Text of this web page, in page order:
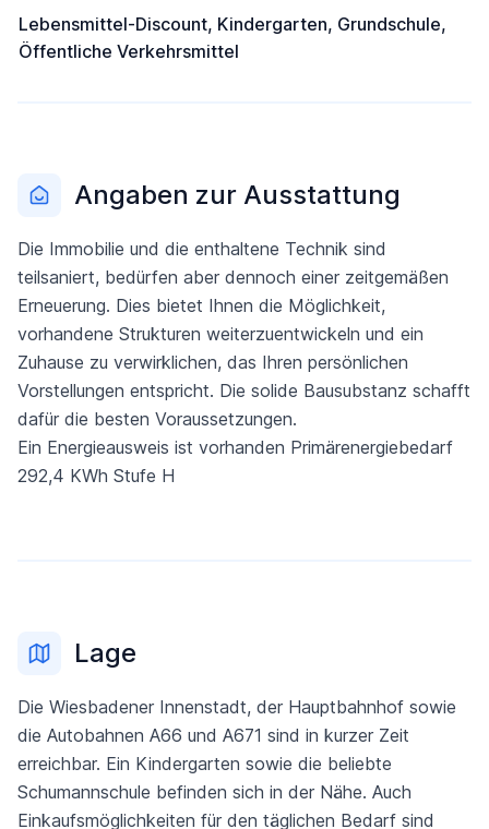
Lebensmittel-Discount, Kindergarten, Grundschule,
Öffentliche Verkehrsmittel
Angaben zur Ausstattung
Die Immobilie und die enthaltene Technik sind
teilsaniert, bedürfen aber dennoch einer zeitgemäßen
Erneuerung. Dies bietet Ihnen die Möglichkeit,
vorhandene Strukturen weiterzuentwickeln und ein
Zuhause zu verwirklichen, das Ihren persönlichen
Vorstellungen entspricht. Die solide Bausubstanz schafft
dafür die besten Voraussetzungen.
Ein Energieausweis ist vorhanden Primärenergiebedarf
292,4 KWh Stufe H
Lage
Die Wiesbadener Innenstadt, der Hauptbahnhof sowie
die Autobahnen A66 und A671 sind in kurzer Zeit
erreichbar. Ein Kindergarten sowie die beliebte
Schumannschule befinden sich in der Nähe. Auch
Einkaufsmöglichkeiten für den täglichen Bedarf sind